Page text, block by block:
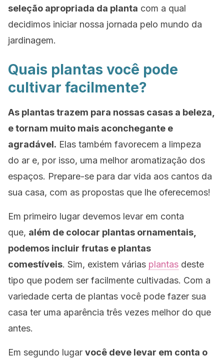
seleção apropriada da planta com a qual
decidimos iniciar nossa jornada pelo mundo da
jardinagem.
Quais plantas você pode
cultivar facilmente?
As plantas trazem para nossas casas a beleza,
e tornam muito mais aconchegante e
agradável. Elas também favorecem a limpeza
do ar e, por isso, uma melhor aromatização dos
espaços. Prepare-se para dar vida aos cantos da
sua casa, com as propostas que lhe oferecemos!
Em primeiro lugar devemos levar em conta
que, além de colocar plantas ornamentais,
podemos incluir frutas e plantas
comestíveis. Sim, existem várias plantas deste
tipo que podem ser facilmente cultivadas. Com a
variedade certa de plantas você pode fazer sua
casa ter uma aparência três vezes melhor do que
antes.
Em segundo lugar você deve levar em conta o